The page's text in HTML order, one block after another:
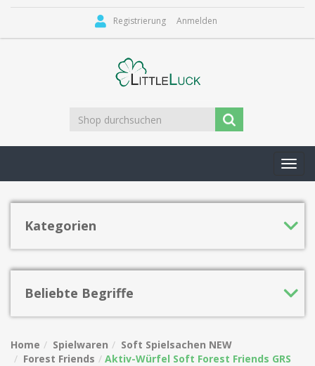
Registrierung Anmelden
Kategorien
Beliebte Begriffe
Home Spielwaren
Soft Spielsachen NEW
Forest Friends
Aktiv-Würfel Soft Forest Friends GRS